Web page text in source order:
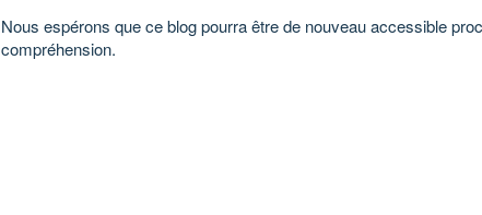
Nous espérons que ce blog pourra être de nouveau accessible
compréhension.